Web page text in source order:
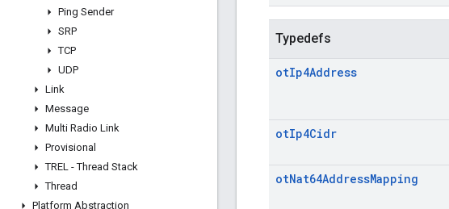
Ping Sender
SRP
TCP
UDP
Link
Message
Multi Radio Link
Provisional
TREL - Thread Stack
Thread
Platform Abstraction
Typedefs
otIp4Address
otIp4Cidr
otNat64AddressMapping